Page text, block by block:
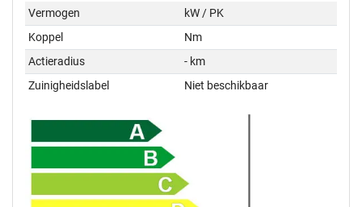
Vermogen
kW / PK
Koppel
Nm
Actieradius
- km
Zuinigheidslabel
Niet beschikbaar